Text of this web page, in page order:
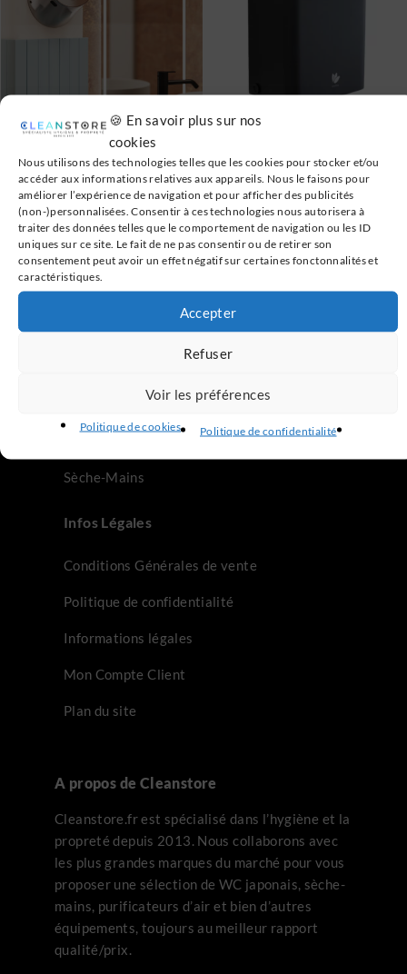
🍪 En savoir plus sur nos
cookies
Nous utilisons des technologies telles que les cookies pour stocker et/ou
accéder aux informations relatives aux appareils. Nous le faisons pour
améliorer l’expérience de navigation et pour afficher des publicités
(non-)personnalisées. Consentir à ces technologies nous autorisera à
traiter des données telles que le comportement de navigation ou les ID
uniques sur ce site. Le fait de ne pas consentir ou de retirer son
consentement peut avoir un effet négatif sur certaines fonctonnalités et
caractéristiques.
Accepter
Refuser
Voir les préférences
Politique de cookies Politique de confidentialité
Sèche-Mains Dryflow
Infinity
648.00€TTC
Ajouter au panier
Sèche-Mains Dryflow
372.00€ TTC
Choix des options
Abattant WC Japonais
Sèche-Mains
Infos Légales
Conditions Générales de vente
Politique de confidentialité
Informations légales
Mon Compte Client
Plan du site
A propos de Cleanstore
Cleanstore.fr est spécialisé dans l’hygiène et la
propreté depuis 2013. Nous collaborons avec
les plus grandes marques du marché pour vous
proposer une sélection de WC japonais, sèche-
mains, purificateurs d’air et bien d’autres
équipements, toujours au meilleur rapport
qualité/prix.